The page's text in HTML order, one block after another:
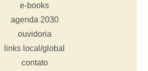
e-books
agenda 2030
ouvidoria
links local/global
contato